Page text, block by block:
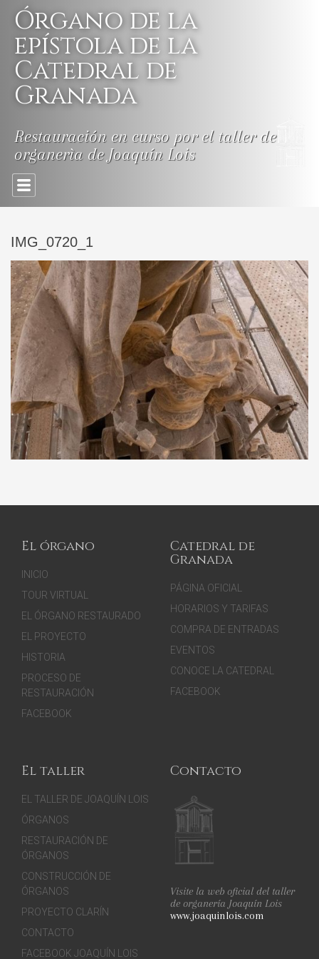
contentÓrgano de la
epístola de la
Catedral de
Granada
Restauración en curso por el taller de
organerìa de Joaquín Lois
IMG_0720_1
El órgano
INICIO
TOUR VIRTUAL
EL ÓRGANO RESTAURADO
EL PROYECTO
HISTORIA
PROCESO DE
RESTAURACIÓN
FACEBOOK
Catedral de
Granada
PÁGINA OFICIAL
HORARIOS Y TARIFAS
COMPRA DE ENTRADAS
EVENTOS
CONOCE LA CATEDRAL
FACEBOOK
El taller
EL TALLER DE JOAQUÍN LOIS
ÓRGANOS
RESTAURACIÓN DE
ÓRGANOS
CONSTRUCCIÓN DE
ÓRGANOS
PROYECTO CLARÍN
CONTACTO
FACEBOOK JOAQUÍN LOIS
Contacto
Visite la web oficial del taller
de organería Joaquín Lois
www.joaquinlois.com